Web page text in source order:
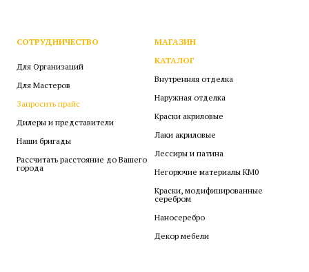
СОТРУДНИЧЕСТВО
Для Организаций
Для Мастеров
Запросить прайс
Дилеры и представители
Наши бригады
Рассчитать расстояние до Вашего
города
МАГАЗИН
КАТАЛОГ
Внутренняя отделка
Наружная отделка
Краски акриловые
Лаки акриловые
Лессиры и патина
Негорючие материалы КМ0
Краски, модифицированные
серебром
Наносеребро
Декор мебели